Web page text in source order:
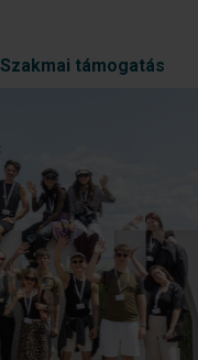
Szakmai támogatás